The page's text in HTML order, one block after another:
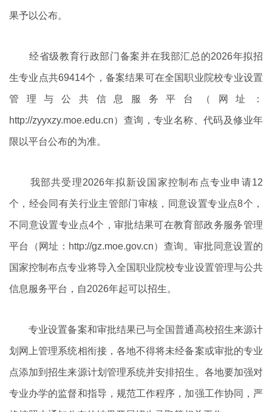
果予以公布。
经省级教育行政部门备案并在我部汇总的2026年拟招
生专业点共69414个，备案结果可在全国职业院校专业设置
管理与公共信息服务平台（网址：
http://zyyxzy.moe.edu.cn）查询，专业名称、代码及修业年
限以平台公布的为准。
我部共受理2026年拟新设国家控制布点专业申请12
个，经会同有关行业主管部门审核，同意设置专业点8个，
不同意设置专业点4个，审批结果可在教育部政务服务管理
平台（网址：http://gz.moe.gov.cn）查询。审批同意设置的
国家控制布点专业将导入全国职业院校专业设置管理与公共
信息服务平台，自2026年起可以招生。
专业设置备案和审批结果已与全国普通高校招生来源计
划网上管理系统相衔接，各地不得将未经备案或审批的专业
点添加到招生来源计划管理系统并安排招生。各地要加强对
专业办学的监督和指导，规范工作程序，加强工作协同，严